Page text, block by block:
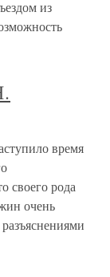
из
время
своего рода
очень